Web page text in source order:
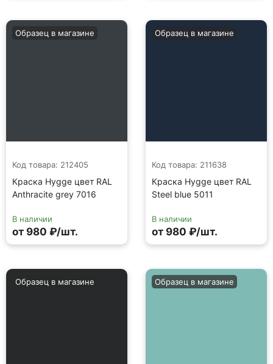
Код товара: 212405
Краска Hygge цвет RAL
Anthracite grey 7016
Образец в магазине
В наличии
от 980 ₽/шт.
Код товара: 211638
Краска Hygge цвет RAL
Steel blue 5011
Образец в магазине
В наличии
от 980 ₽/шт.
Образец в магазине Образец в магазине